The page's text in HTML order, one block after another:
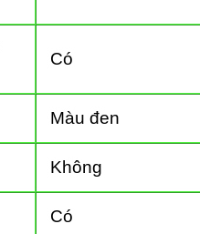
Có
Màu đen
Không
Có